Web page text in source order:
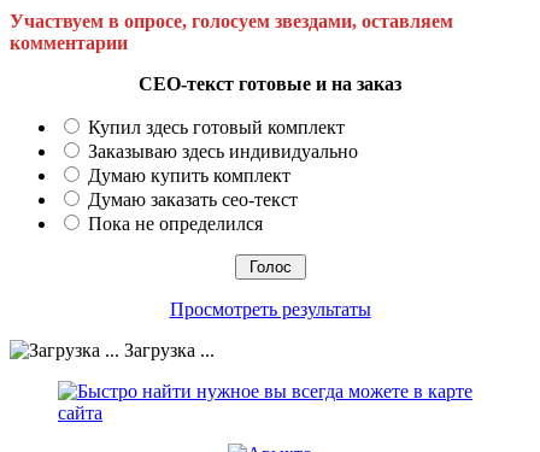
Участвуем в опросе, голосуем звездами, оставляем
комментарии
СЕО-текст готовые и на заказ
Купил здесь готовый комплект
Заказываю здесь индивидуально
Думаю купить комплект
Думаю заказать сео-текст
Пока не определился
Просмотреть результаты
Загрузка ...